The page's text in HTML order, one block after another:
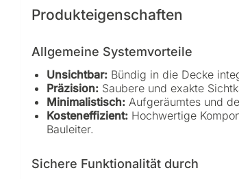
Produkteigenschaften
Allgemeine Systemvorteile
Unsichtbar: Bündig in die Decke
Präzision: Saubere und exakte
Minimalistisch: Aufgeräumtes und
Kosteneffizient: Hochwertige
Bauleiter.
Sichere Funktionalität durch